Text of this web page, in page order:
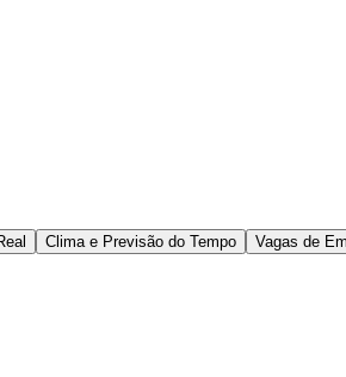
Clima e Previsão do Tempo Vagas de